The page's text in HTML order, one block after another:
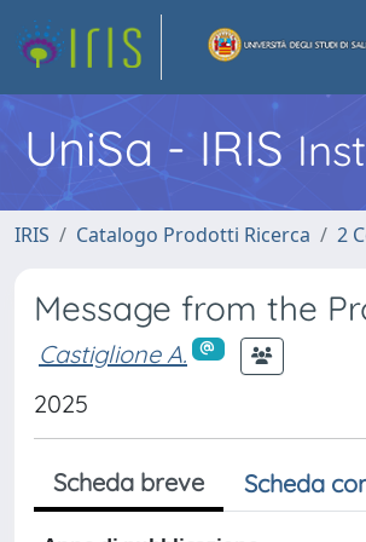
UniSa - IRIS
IRIS Catalogo Prodotti Ricerca 2
Message from the
Castiglione A.
2025
Scheda breve Scheda